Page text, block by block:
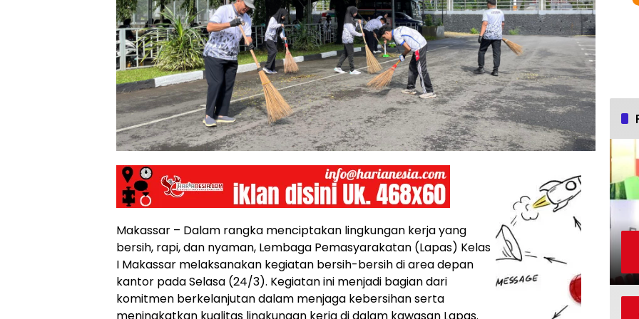
Makassar – Dalam rangka menciptakan lingkungan kerja yang
bersih, rapi, dan nyaman, Lembaga Pemasyarakatan (Lapas) Kelas
I Makassar melaksanakan kegiatan bersih-bersih di area depan
kantor pada Selasa (24/3). Kegiatan ini menjadi bagian dari
komitmen berkelanjutan dalam menjaga kebersihan serta